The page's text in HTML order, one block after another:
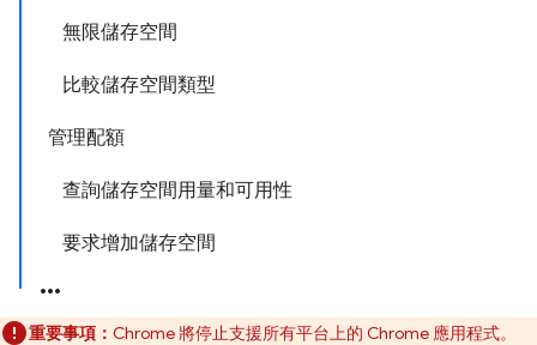
無限儲存空間
比較儲存空間類型
管理配額
查詢儲存空間用量和可用性
要求增加儲存空間
重要事項： Chrome 將停止支援所有平台上的 Chrome 應用程式。